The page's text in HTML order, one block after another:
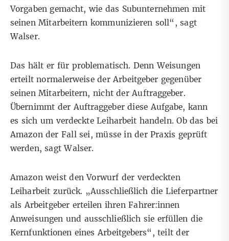
Vorgaben gemacht, wie das Subunternehmen mit
seinen Mitarbeitern kommunizieren soll“, sagt
Walser.
Das hält er für problematisch. Denn Weisungen
erteilt normalerweise der Arbeitgeber gegenüber
seinen Mitarbeitern, nicht der Auftraggeber.
Übernimmt der Auftraggeber diese Aufgabe, kann
es sich um verdeckte Leiharbeit handeln. Ob das bei
Amazon der Fall sei, müsse in der Praxis geprüft
werden, sagt Walser.
Amazon weist den Vorwurf der verdeckten
Leiharbeit zurück. „Ausschließlich die Lieferpartner
als Arbeitgeber erteilen ihren Fahrer:innen
Anweisungen und ausschließlich sie erfüllen die
Kernfunktionen eines Arbeitgebers“, teilt der